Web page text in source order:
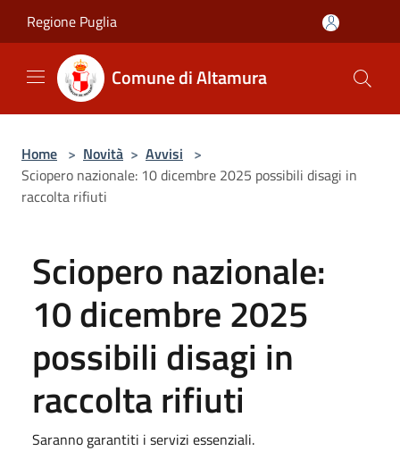
Regione Puglia
Comune di Altamura
Home > Novità > Avvisi >
Sciopero nazionale: 10 dicembre 2025 possibili disagi in
raccolta rifiuti
Sciopero nazionale:
10 dicembre 2025
possibili disagi in
raccolta rifiuti
Saranno garantiti i servizi essenziali.